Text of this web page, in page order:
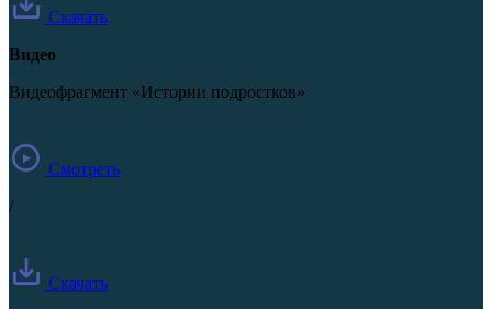
Скачать
Видео
Видеофрагмент «Истории подростков»
Смотреть
/
Скачать